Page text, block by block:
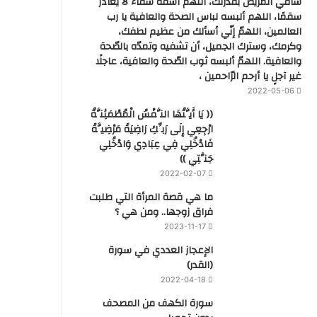
سقمًا، اللهم ألبسه لباس الصحة والعافية يا رب
العالمين، اللهمّ إنّي أسألك من عظيم لطفك،
وكرمك، وسترك الجميل، أن تشفيه وتمدّه بالصّحة
والعافية. اللهمّ ألبسه ثوب الصّحة والعافية، عاجلًا
غير آجلٍ يا أرحم الرّاحمين ،
2022-05-06
(( يَا أَيَّتُهَا النَّفْسُ الْمُطْمَئِنَّةُ
ارْجِعِي إِلَى رَبِّكِ رَاضِيَةً مَرْضِيَّةً
فَادْخُلِي فِي عِبَادِي وَادْخُلِي
جَنَّتِي ))
2022-02-07
ما هي قصة المرأة التي طلبت
فراق زوجها.. ومن هي ؟
2023-11-17
‏الإعجاز العددي في سورة
(القدر)
2022-04-18
سورة الكهف من المصحف